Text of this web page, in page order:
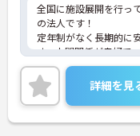
全国に施設展開を行っ
の法人です！
定年制がなく長期的に
す。人間関係が良好で
根付いています。
ご興味のある方には、
に詳細をご案内します
い！
詳細を見